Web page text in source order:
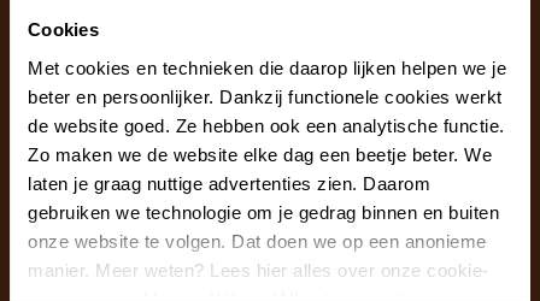
Cookies
Met cookies en technieken die daarop lijken helpen we je
beter en persoonlijker. Dankzij functionele cookies werkt
de website goed. Ze hebben ook een analytische functie.
Zo maken we de website elke dag een beetje beter. We
laten je graag nuttige advertenties zien. Daarom
gebruiken we technologie om je gedrag binnen en buiten
onze website te volgen. Dat doen we op een anonieme
manier. Meer weten? Lees hier alles over onze cookie-
Klantenservice & FAQ
Wij staan voor u klaar.
Ma t/m vr van 09:30 - 16:00 telefonisch
+31 (0)13 785 62 41